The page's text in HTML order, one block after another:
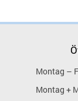
Montag –
Montag +